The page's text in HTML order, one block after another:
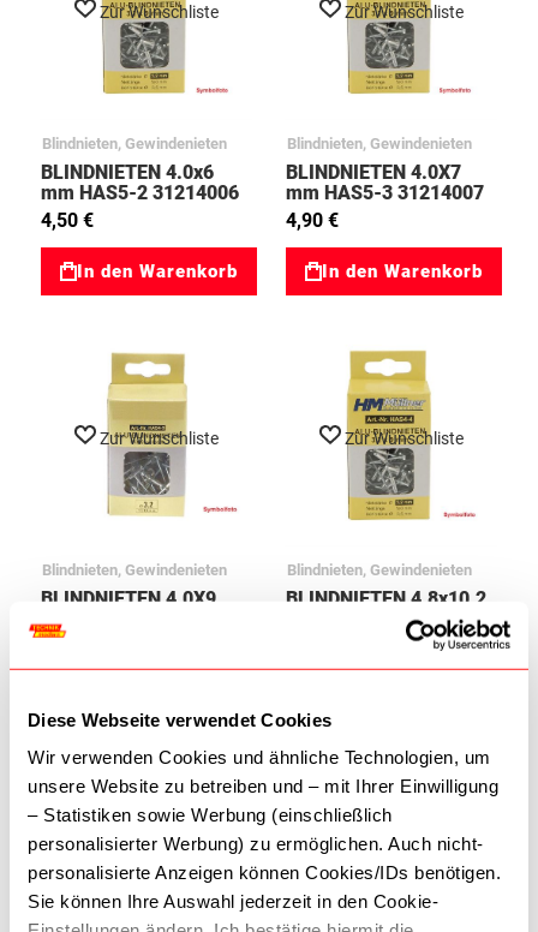
Diese Webseite verwendet Cookies
Wir verwenden Cookies und ähnliche Technologien, um
unsere Website zu betreiben und – mit Ihrer Einwilligung
– Statistiken sowie Werbung (einschließlich
personalisierter Werbung) zu ermöglichen. Auch nicht-
personalisierte Anzeigen können Cookies/IDs benötigen.
Sie können Ihre Auswahl jederzeit in den Cookie-
Zur Wunschliste
Blindnieten, Gewindenieten
BLINDNIETEN 4.0x6
mm HAS5-2 31214006
4,50 €
In den Warenkorb
Zur Wunschliste
Blindnieten, Gewindenieten
BLINDNIETEN 4.0X7
mm HAS5-3 31214007
4,90 €
In den Warenkorb
Zur Wunschliste
Blindnieten, Gewindenieten
BLINDNIETEN 4.0X9
mm HAS5-4 31214008
Zur Wunschliste
Blindnieten, Gewindenieten
BLINDNIETEN 4.8x10.2
HAS6-4 31214010
Zur Wunschliste Zur Wunschliste